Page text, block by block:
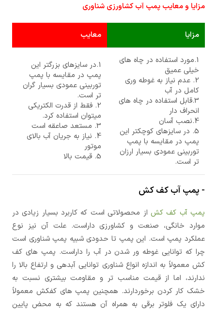
مزایا و معایب پمپ آب کشاورزی شناوری
مزایا معایب
1.مورد استفاده در چاه های
خیلی عمیق
2. عدم نیاز به غوطه وری
کامل در آب
3.قابل استفاده در چاه های
انحراف دار
4.نصب آسان
5. در سایزهای کوچکتر این
پمپ در مقایسه با پمپ
توربینی عمودی بسیار ارزان
تر است.
1.در سایزهای بزرگتر این
پمپ در مقایسه با پمپ
توربینی عمودی بسیار گران
تر است.
2. فقط از قدرت الکتریکی
میتوان استفاده کرد.
3. مستعد صاعقه است
4. نیاز به جریان آب بالای
موتور
5. قیمت بالا
- پمپ آب کف کش
پمپ آب کف کش از محصولاتی است که کاربرد بسیار زیادی در
موارد خانگی، صنعت و کشاورزی داراست. علت آن نیز نوع
عملکرد پمپ است. این پمپ تا حدودی شبیه پمپ شناوری است
چرا که توانایی غوطه ور شدن در آب را داراست. پمپ های کف
کش معمولاً به اندازه انواع شناوری توانایی آبدهی و ارتفاع بالا را
ندارند، اما از قیمت مناسب تر و مقاومت بیشتری نسبت به
خشک کار کردن برخوردارند. همچنین پمپ های کفکش معمولاً
دارای یک فلوتر برقی به همراه آن هستند که به محض پایین